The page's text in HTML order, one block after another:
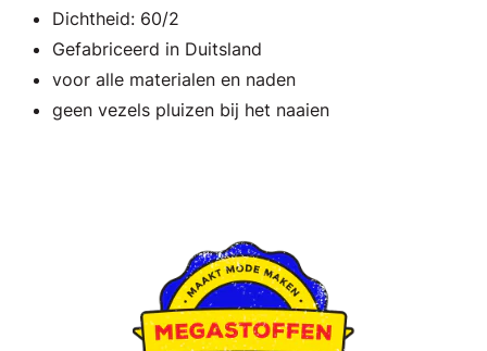
Dichtheid: 60/2
Gefabriceerd in Duitsland
voor alle materialen en naden
geen vezels pluizen bij het naaien